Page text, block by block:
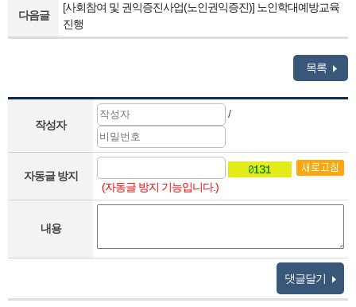
다음글
[사회참여 및 권익증진사업(노인권익증진)] 노인학대예방교육
진행
목록
작성자
/
자동글 방지
(자동글 방지 기능입니다.)
내용
댓글달기